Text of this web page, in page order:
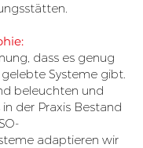
dass es genug
Systeme gibt.
beleuchten und
der Praxis Bestand
adaptieren wir